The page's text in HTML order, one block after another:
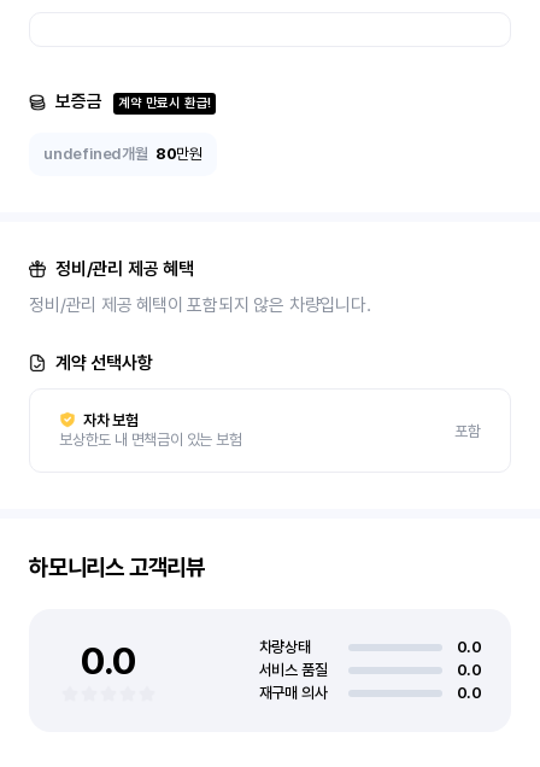
보증금 계약 만료시 환급!
undefined개월 80만원
정비/관리 제공 혜택
정비/관리 제공 혜택이 포함되지 않은 차량입니다.
계약 선택사항
자차 보험
보상한도 내 면책금이 있는 보험
포함
하모니리스고객리뷰
0.0 차량상태
0.0
서비스 품질
0.0
재구매 의사
0.0